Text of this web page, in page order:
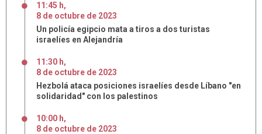
11:45 h,
8 de octubre de 2023
Un policía egipcio mata a tiros a dos turistas
israelíes en Alejandría
11:30 h,
8 de octubre de 2023
Hezbolá ataca posiciones israelíes desde Líbano "en
solidaridad" con los palestinos
10:00 h,
8 de octubre de 2023